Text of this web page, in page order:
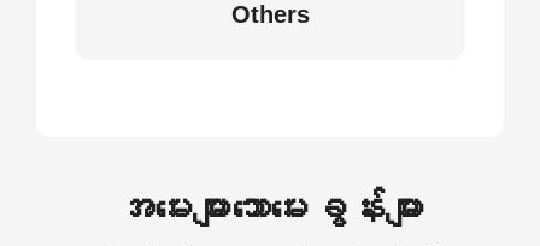
Others
အမေးများသောမေးခွန်းများ